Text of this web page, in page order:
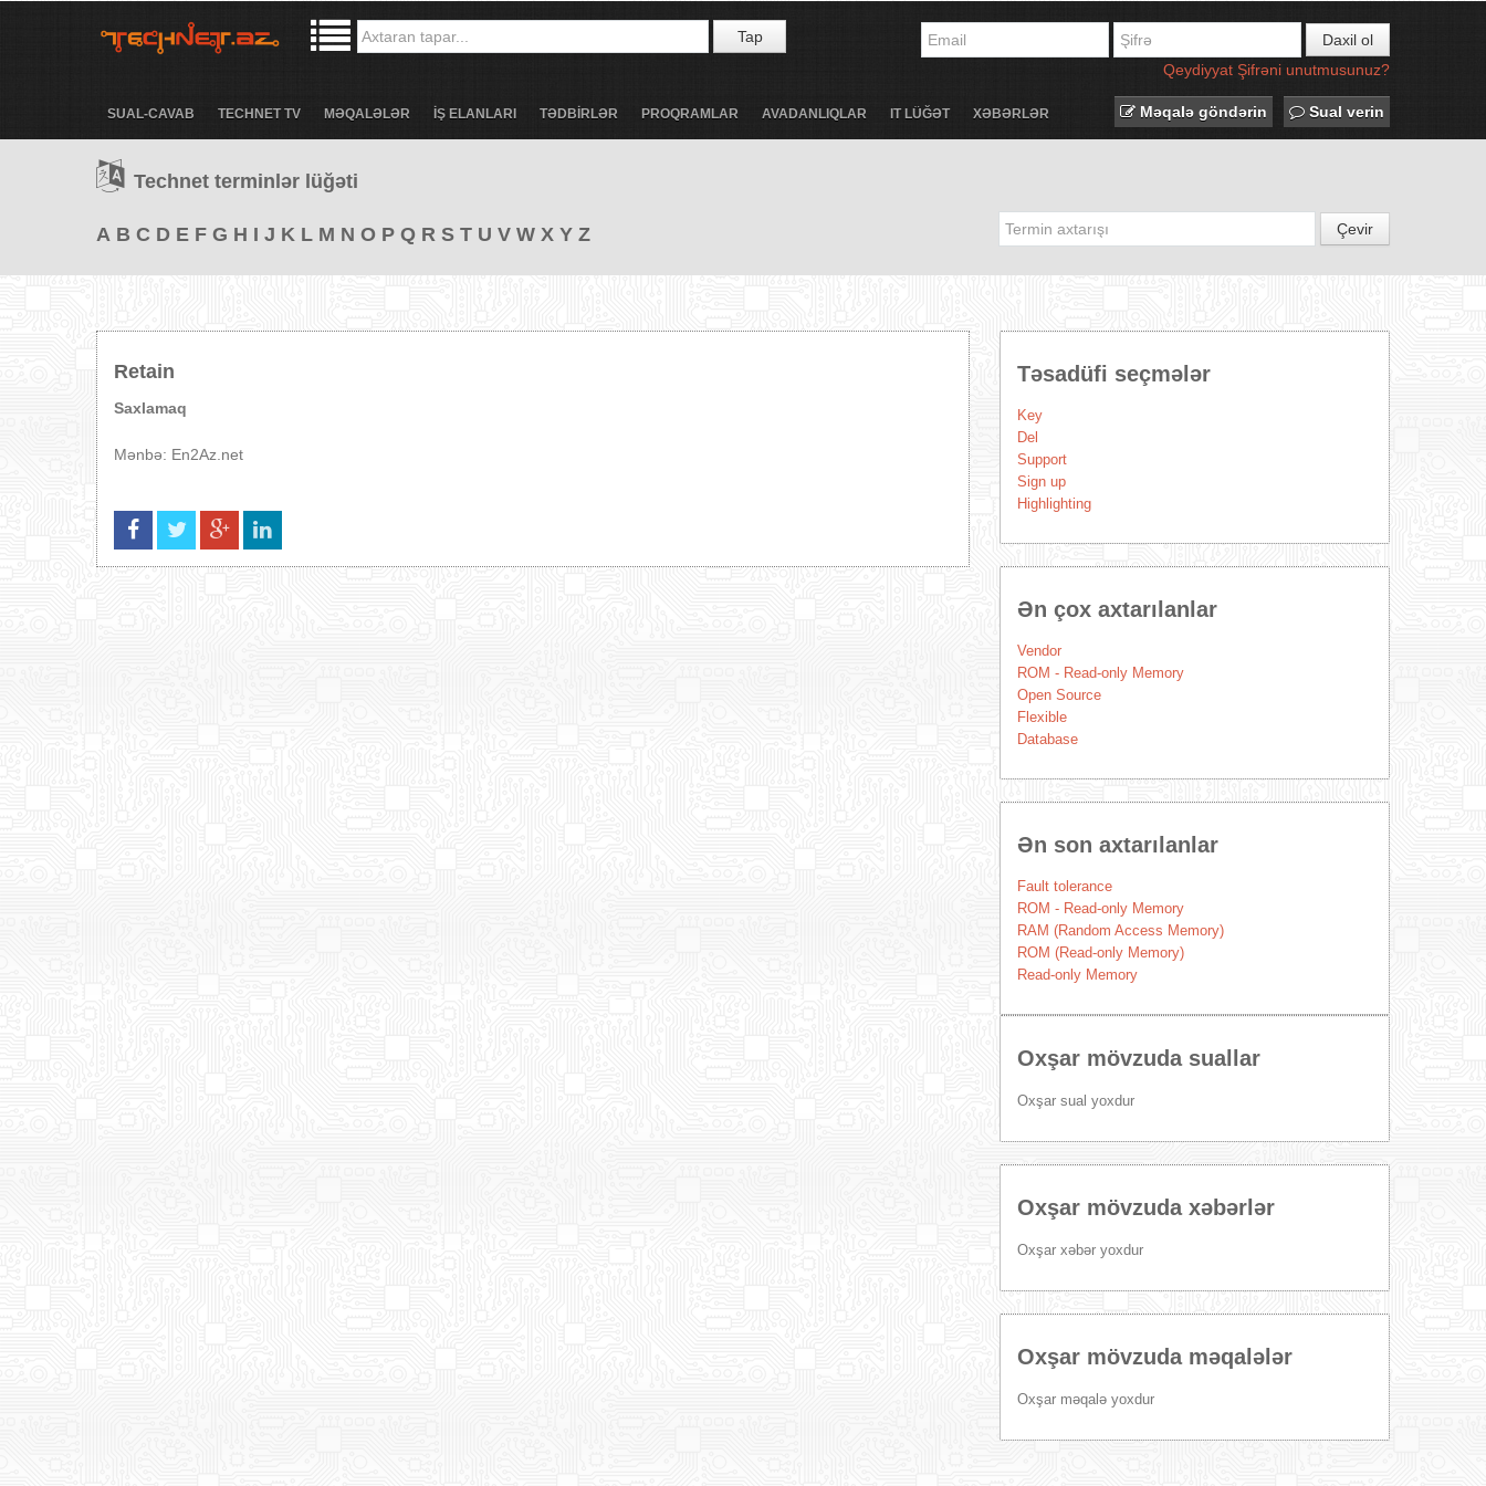
Tap
Daxil ol
Qeydiyyat Şifrəni unutmusunuz?
SUAL-CAVAB TECHNET TV MƏQALƏLƏR İŞ ELANLARI TƏDBİRLƏR PROQRAMLAR AVADANLIQLAR IT LÜĞƏT XƏBƏRLƏR Məqalə göndərin Sual verin
Technet terminlər lüğəti
A B C D E F G H I J K L M N O P Q R S T U V W X Y Z Çevir
Retain
Saxlamaq
Mənbə: En2Az.net
Təsadüfi seçmələr
Key
Del
Support
Sign up
Highlighting
Ən çox axtarılanlar
Vendor
ROM - Read-only Memory
Open Source
Flexible
Database
Ən son axtarılanlar
Fault tolerance
ROM - Read-only Memory
RAM (Random Access Memory)
ROM (Read-only Memory)
Read-only Memory
Oxşar mövzuda suallar
Oxşar sual yoxdur
Oxşar mövzuda xəbərlər
Oxşar xəbər yoxdur
Oxşar mövzuda məqalələr
Oxşar məqalə yoxdur